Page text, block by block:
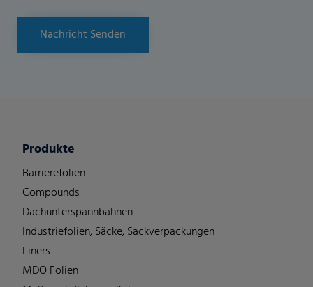
Nachricht Senden
Produkte
Barrierefolien
Compounds
Dachunterspannbahnen
Industriefolien, Säcke, Sackverpackungen
Liners
MDO Folien